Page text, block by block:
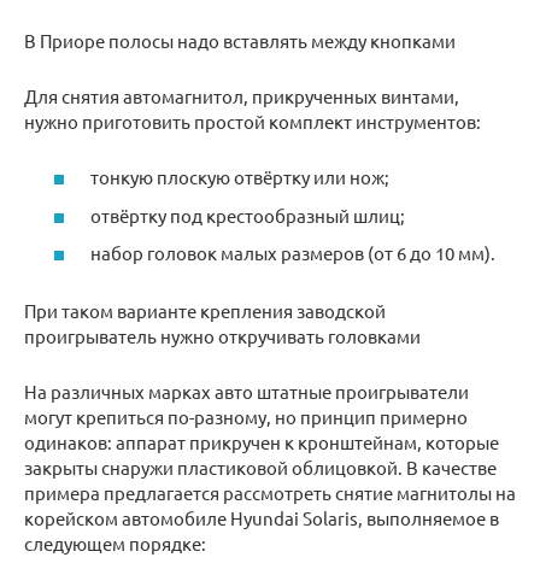
В Приоре полосы надо вставлять между кнопками
Для снятия автомагнитол, прикрученных винтами,
нужно приготовить простой комплект инструментов:
тонкую плоскую отвёртку или нож;
отвёртку под крестообразный шлиц;
набор головок малых размеров (от 6 до 10 мм).
При таком варианте крепления заводской
проигрыватель нужно откручивать головками
На различных марках авто штатные проигрыватели
могут крепиться по-разному, но принцип примерно
одинаков: аппарат прикручен к кронштейнам, которые
закрыты снаружи пластиковой облицовкой. В качестве
примера предлагается рассмотреть снятие магнитолы на
корейском автомобиле Hyundai Solaris, выполняемое в
следующем порядке: